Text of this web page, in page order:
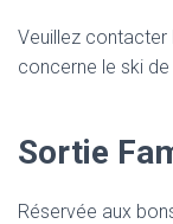
Veuillez contacter
concerne le ski
Sortie
Réservée aux